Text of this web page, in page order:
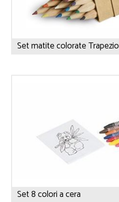
Set matite colorate Trapezio
Set 8 colori a cera